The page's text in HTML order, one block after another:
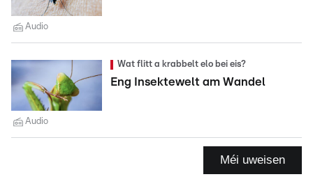
Audio
Wat flitt a krabbelt elo bei eis?
Eng Insektewelt am Wandel
Audio
Méi uweisen